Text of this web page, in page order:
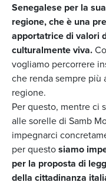
Senegalese per la
regione, che è una
apportatrice di valori
culturalmente viva.
vogliamo percorrere
che renda sempre più
regione.
Per questo, mentre ci
alle sorelle di Samb
impegnarci
per questosiamo
per la proposta di
della cittadinanza